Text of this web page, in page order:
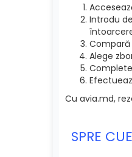
Introdu
Alege
Cu avia.md,
SPRE